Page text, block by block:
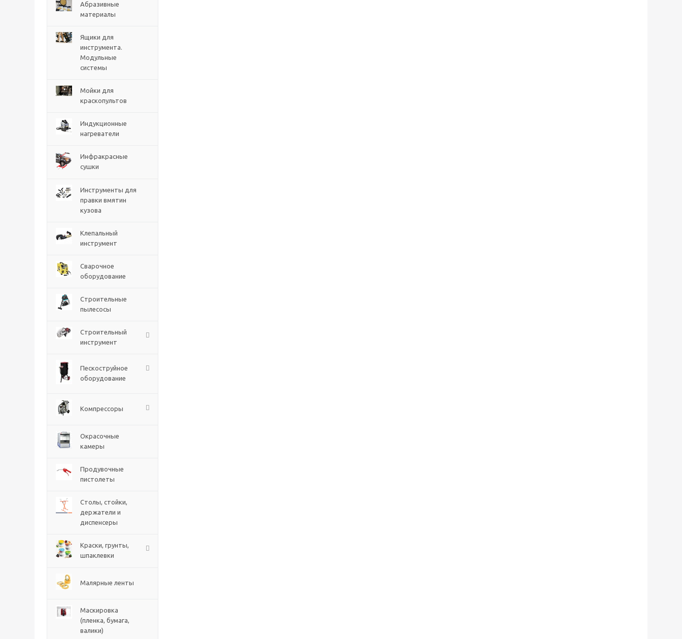
Абразивные
материалы
Ящики для
инструмента.
Модульные
системы
Мойки для
краскопультов
Индукционные
нагреватели
Инфракрасные
сушки
Инструменты для
правки вмятин
кузова
Клепальный
инструмент
Сварочное
оборудование
Строительные
пылесосы
Строительный
инструмент
Пескоструйное
оборудование
Компрессоры
Окрасочные
камеры
Продувочные
пистолеты
Столы, стойки,
держатели и
диспенсеры
Краски, грунты,
шпаклевки
Малярные ленты
Маскировка
(пленка, бумага,
валики)